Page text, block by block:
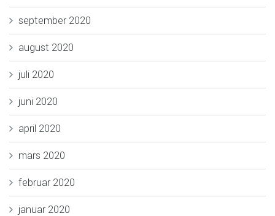
september 2020
august 2020
juli 2020
juni 2020
april 2020
mars 2020
februar 2020
januar 2020